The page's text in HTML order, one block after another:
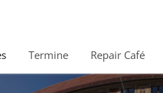
Termine Repair Café